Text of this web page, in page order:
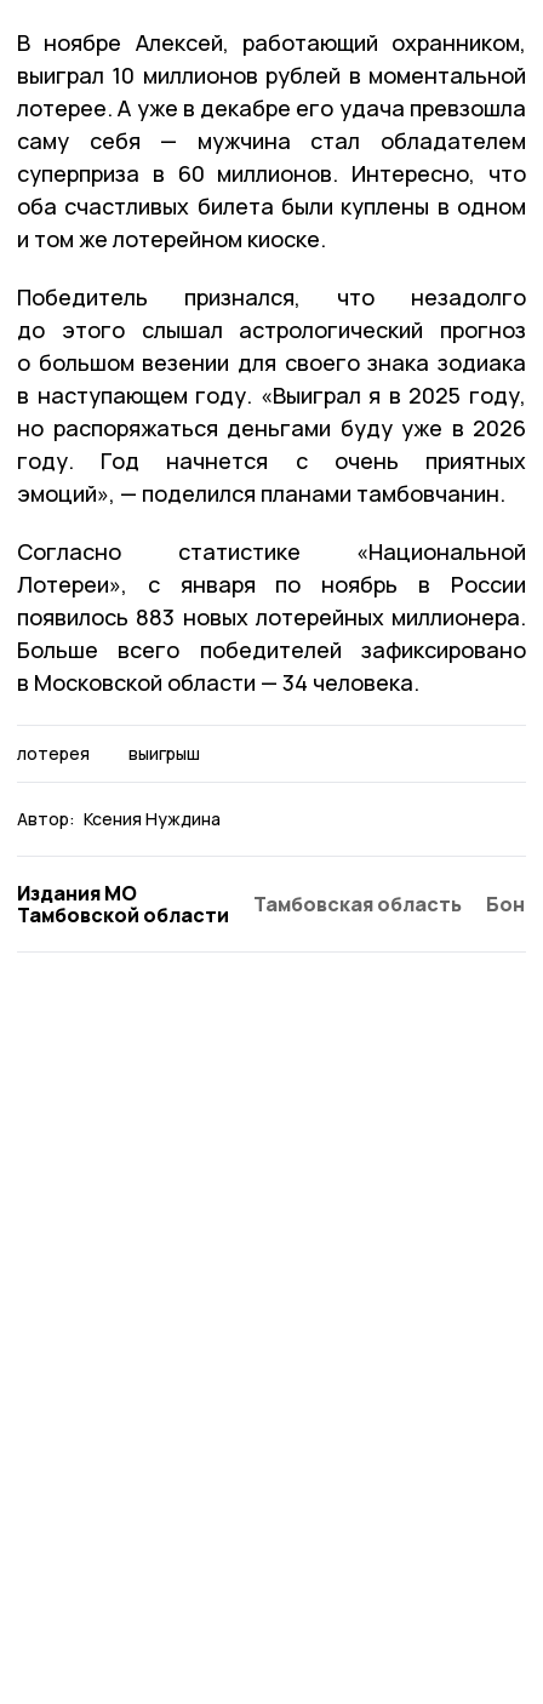
В ноябре Алексей, работающий охранником,
выиграл 10 миллионов рублей в моментальной
лотерее. А уже в декабре его удача превзошла
саму себя — мужчина стал обладателем
суперприза в 60 миллионов. Интересно, что
оба счастливых билета были куплены в одном
и том же лотерейном киоске.
Победитель признался, что незадолго
до этого слышал астрологический прогноз
о большом везении для своего знака зодиака
в наступающем году. «Выиграл я в 2025 году,
но распоряжаться деньгами буду уже в 2026
году. Год начнется с очень приятных
эмоций», — поделился планами тамбовчанин.
Согласно статистике «Национальной
Лотереи», с января по ноябрь в России
появилось 883 новых лотерейных миллионера.
Больше всего победителей зафиксировано
в Московской области — 34 человека.
лотерея выигрыш
Автор: Ксения Нуждина
Издания МО
Тамбовской области
Тамбовская область